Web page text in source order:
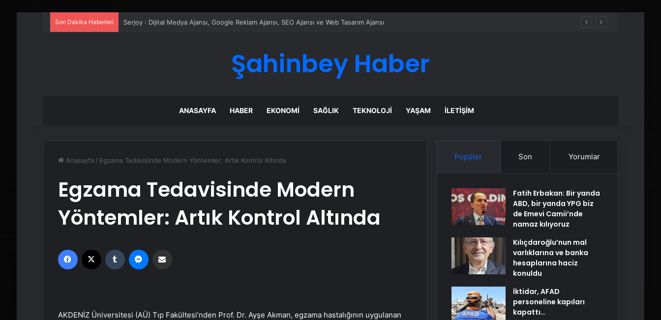
Son Dakika Haberleri UETDS Nedir ? Uetds.com İle Akıllı Dijital Taşımacılık Yazılımı
Şahinbey Haber
ANASAYFA HABER EKONOMI SAĞLIK TEKNOLOJI YAŞAM İLETIŞIM
Anasayfa / Egzama Tedavisinde Modern Yöntemler: Artık Kontrol Altında
Egzama Tedavisinde Modern
Yöntemler: Artık Kontrol Altında
Facebook Tumblr
AKDENİZ Üniversitesi (AÜ) Tıp Fakültesi’nden Prof. Dr. Ayşe Akman, egzama hastalığının uygulanan
Popüler Son Yorumlar
Fatih Erbakan: Bir yanda
ABD, bir yanda YPG biz
de Emevi Camii’nde
namaz kılıyoruz
Kılıçdaroğlu’nun mal
varlıklarına ve banka
hesaplarına haciz
konuldu
İktidar, AFAD
personeline kapıları
kapattı…